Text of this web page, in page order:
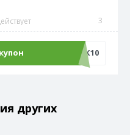
3
ТМК10
других